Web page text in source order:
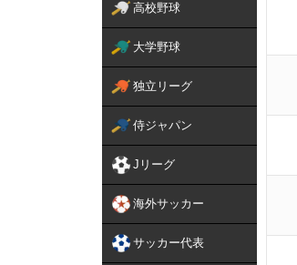
高校野球
大学野球
独立リーグ
侍ジャパン
Jリーグ
海外サッカー
サッカー代表